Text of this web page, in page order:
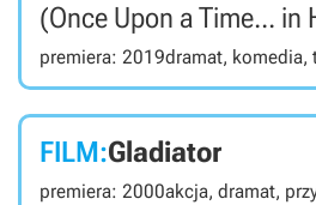
(Once Upon a Time... in
premiera: 2019dramat, komedia,
FILM:Gladiator
premiera: 2000akcja, dramat,